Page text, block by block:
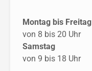
Montag bis Freitag
von 8 bis 20 Uhr
Samstag
von 9 bis 18 Uhr